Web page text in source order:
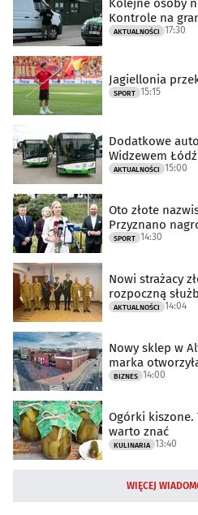
Kolejne osoby
Kontrole na
AKTUALNOŚCI 17:30
Jagiellonia
SPORT 15:15
Dodatkowe
Widzewem Łódź
AKTUALNOŚCI 15:00
Oto złote
Przyznano
SPORT 14:30
Nowi strażacy
rozpoczną
AKTUALNOŚCI 14:04
Nowy sklep w
marka
BIZNES 14:00
Ogórki kiszone.
warto znać
KULINARIA 13:40
WIĘCEJ